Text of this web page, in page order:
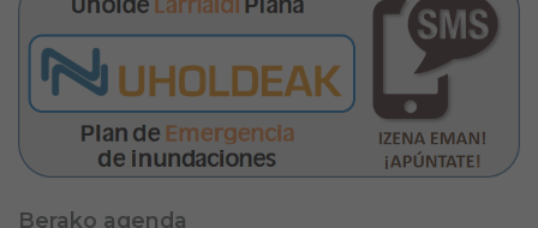
Berako agenda